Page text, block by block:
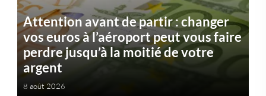
Attention avant de partir : changer
vos euros à l’aéroport peut vous faire
perdre jusqu’à la moitié de votre
argent
8 août 2026